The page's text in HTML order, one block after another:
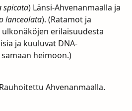
spicata) Länsi-Ahvenanmaalla ja
lanceolata). (Ratamot ja
erilaisuudesta
ja kuuluvat DNA-
heimoon.)
Ahvenanmaalla.